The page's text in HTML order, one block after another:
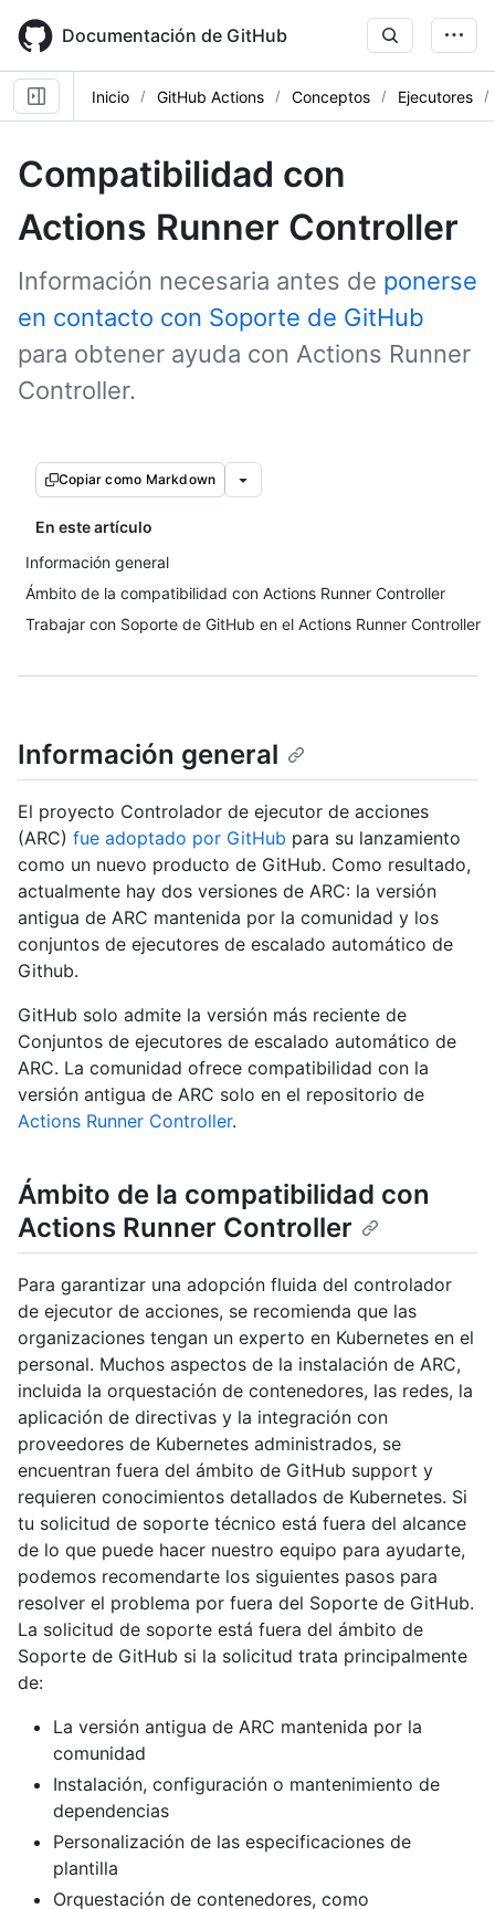
main
content
Documentación de GitHub
Inicio GitHub Actions Conceptos Ejecutores
Compatibilidad con
Actions Runner Controller
Información necesaria antes de ponerse
en contacto con Soporte de GitHub
para obtener ayuda con Actions Runner
Controller.
Copiar como Markdown
En este artículo
Información general
Ámbito de la compatibilidad con Actions Runner Controller
Trabajar con Soporte de GitHub en el Actions Runner Controller
Información general
El proyecto Controlador de ejecutor de acciones
(ARC) fue adoptado por GitHub para su lanzamiento
como un nuevo producto de GitHub. Como resultado,
actualmente hay dos versiones de ARC: la versión
antigua de ARC mantenida por la comunidad y los
conjuntos de ejecutores de escalado automático de
Github.
GitHub solo admite la versión más reciente de
Conjuntos de ejecutores de escalado automático de
ARC. La comunidad ofrece compatibilidad con la
versión antigua de ARC solo en el repositorio de
Actions Runner Controller.
Ámbito de la compatibilidad con
Actions Runner Controller
Para garantizar una adopción fluida del controlador
de ejecutor de acciones, se recomienda que las
organizaciones tengan un experto en Kubernetes en el
personal. Muchos aspectos de la instalación de ARC,
incluida la orquestación de contenedores, las redes, la
aplicación de directivas y la integración con
proveedores de Kubernetes administrados, se
encuentran fuera del ámbito de GitHub support y
requieren conocimientos detallados de Kubernetes. Si
tu solicitud de soporte técnico está fuera del alcance
de lo que puede hacer nuestro equipo para ayudarte,
podemos recomendarte los siguientes pasos para
resolver el problema por fuera del Soporte de GitHub.
La solicitud de soporte está fuera del ámbito de
Soporte de GitHub si la solicitud trata principalmente
de:
La versión antigua de ARC mantenida por la
comunidad
Instalación, configuración o mantenimiento de
dependencias
Personalización de las especificaciones de
plantilla
Orquestación de contenedores, como